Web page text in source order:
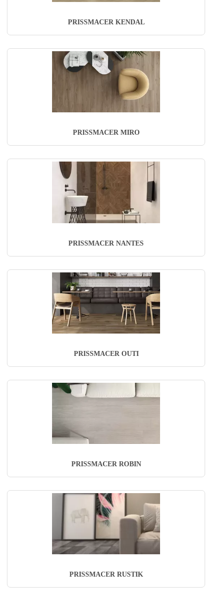
PRISSMACER KENDAL
PRISSMACER MIRO
PRISSMACER NANTES
PRISSMACER OUTI
PRISSMACER ROBIN
PRISSMACER RUSTIK